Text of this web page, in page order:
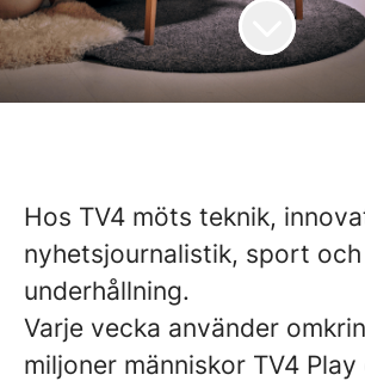
Hos TV4 möts teknik,
nyhetsjournalistik, sport och
underhållning.
Varje vecka använder
miljoner människor TV4